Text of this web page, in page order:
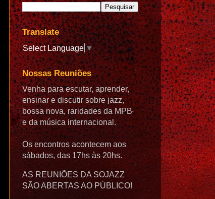
Translate
Select Language▼
Nossas Reuniões
Venha para escutar, aprender,
ensinar e discutir sobre jazz,
bossa nova, raridades da MPB
e da música internacional.
Os encontros acontecem aos
sábados, das 17hs às 20hs.
AS REUNIÕES DA SOJAZZ
SÃO ABERTAS AO PÚBLICO!